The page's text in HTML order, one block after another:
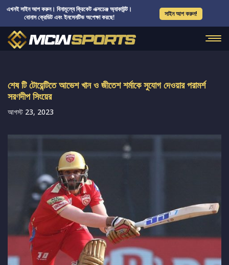
এখনই সাইন আপ করুন। বিনামূল্যে ক্রিকেট এক্সচেঞ্জ অ্যাকাউন্ট।
বোনাস ক্রেডিট এবং ইনসেনটিভ অপেক্ষা করছে!
সাইন আপ করুন!
শেষ টি টোয়েন্টিতে আভেশ খান ও জীতেশ শর্মাকে সুযোগ দেওয়ার পরামর্শ
সরণদীপ সিংয়ের
আগস্ট 23, 2023